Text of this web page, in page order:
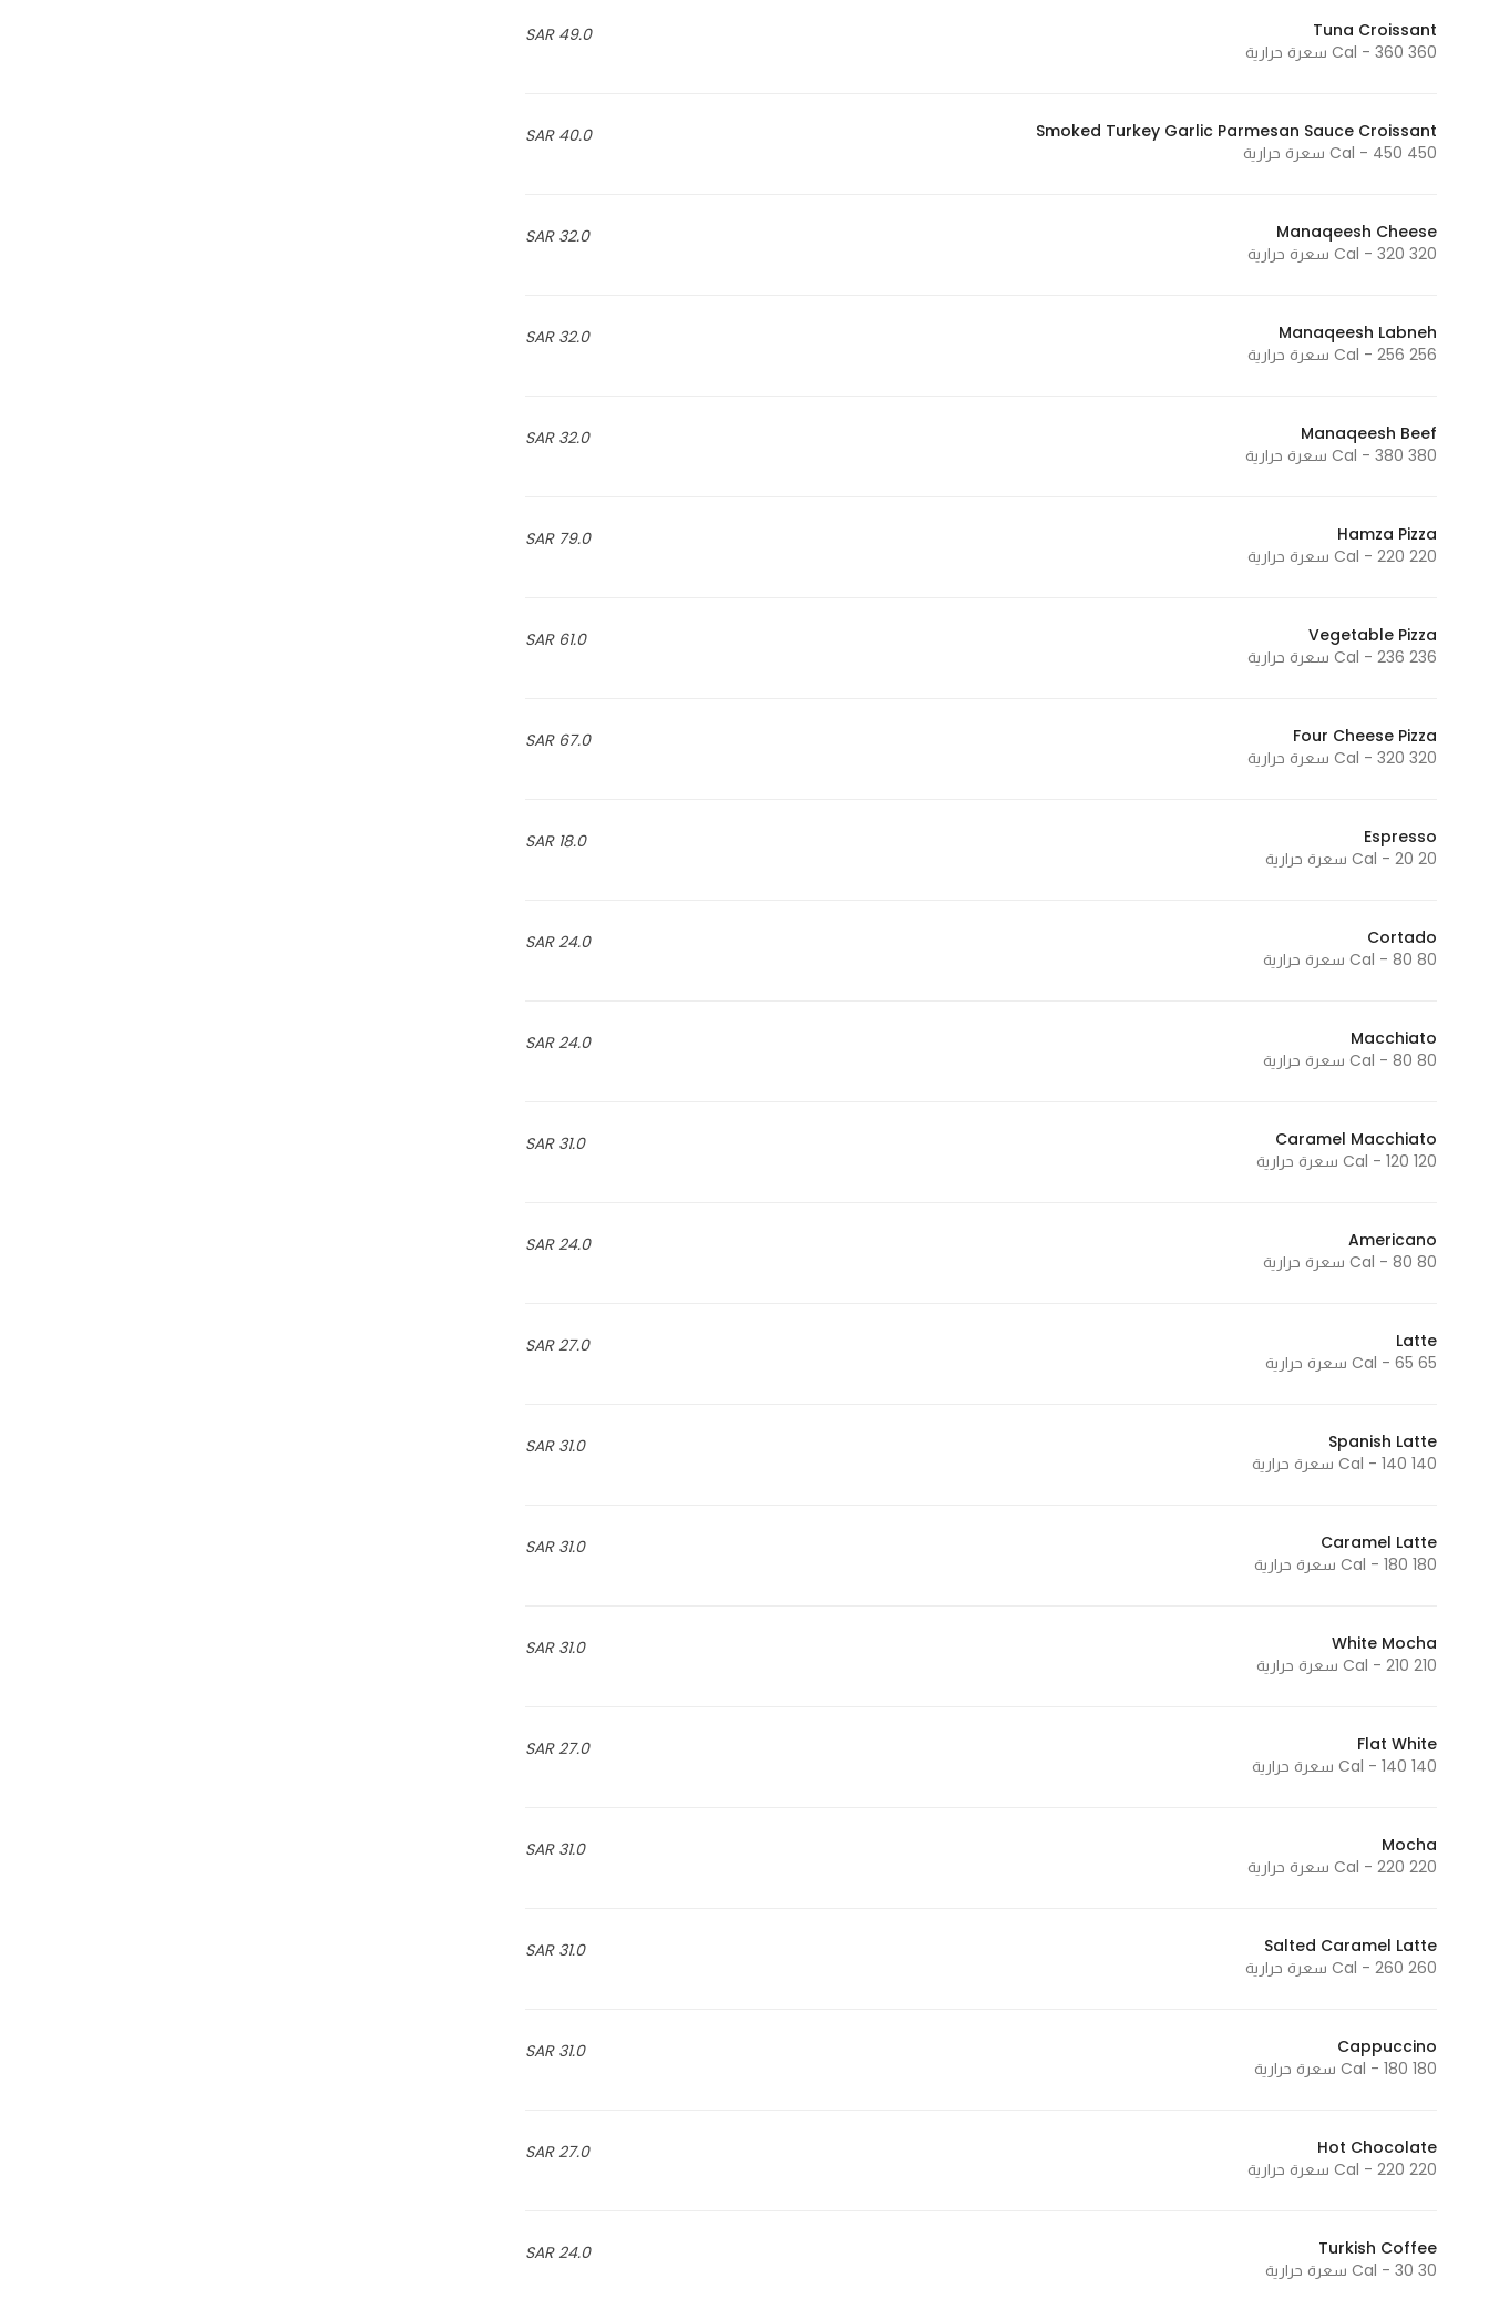
49.0 SAR
Tuna Croissant
360 Cal - 360 سعرة حرارية
40.0 SAR
Smoked Turkey Garlic Parmesan Sauce Croissant
450 Cal - 450 سعرة حرارية
32.0 SAR
Manaqeesh Cheese
320 Cal - 320 سعرة حرارية
32.0 SAR
Manaqeesh Labneh
256 Cal - 256 سعرة حرارية
32.0 SAR
Manaqeesh Beef
380 Cal - 380 سعرة حرارية
79.0 SAR
Hamza Pizza
220 Cal - 220 سعرة حرارية
61.0 SAR
Vegetable Pizza
236 Cal - 236 سعرة حرارية
67.0 SAR
Four Cheese Pizza
320 Cal - 320 سعرة حرارية
18.0 SAR
Espresso
20 Cal - 20 سعرة حرارية
24.0 SAR
Cortado
80 Cal - 80 سعرة حرارية
24.0 SAR
Macchiato
80 Cal - 80 سعرة حرارية
31.0 SAR
Caramel Macchiato
120 Cal - 120 سعرة حرارية
24.0 SAR
Americano
80 Cal - 80 سعرة حرارية
27.0 SAR
Latte
65 Cal - 65 سعرة حرارية
31.0 SAR
Spanish Latte
140 Cal - 140 سعرة حرارية
31.0 SAR
Caramel Latte
180 Cal - 180 سعرة حرارية
31.0 SAR
White Mocha
210 Cal - 210 سعرة حرارية
27.0 SAR
Flat White
140 Cal - 140 سعرة حرارية
31.0 SAR
Mocha
220 Cal - 220 سعرة حرارية
31.0 SAR
Salted Caramel Latte
260 Cal - 260 سعرة حرارية
31.0 SAR
Cappuccino
180 Cal - 180 سعرة حرارية
27.0 SAR
Hot Chocolate
220 Cal - 220 سعرة حرارية
24.0 SAR
Turkish Coffee
30 Cal - 30 سعرة حرارية
refuse
these
functionality
from the
website.
Marketing
By sharing
behavior as
increase the
chance of
content and
offers.